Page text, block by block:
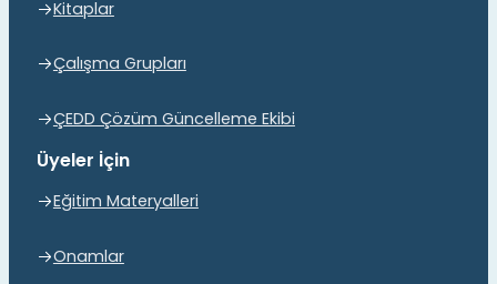
Kitaplar
Çalışma Grupları
ÇEDD Çözüm Güncelleme Ekibi
Üyeler İçin
Eğitim Materyalleri
Onamlar